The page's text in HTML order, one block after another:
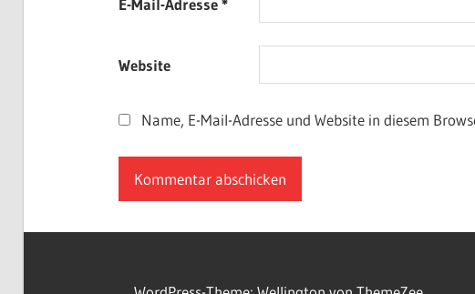
E-Mail-Adresse*
Website
Name, E-Mail-Adresse und Website in diesem